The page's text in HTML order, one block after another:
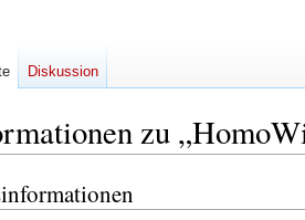
zu
Diskussion